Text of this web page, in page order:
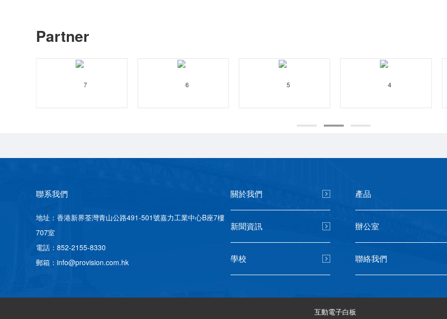
Partner
聯系我們
地址：香港新界荃灣青山公路491-501號嘉力工業中心B座7樓
707室
電話：852-2155-8330
郵箱：info@provision.com.hk
關於我們 產品
新聞資訊 辦公室
學校 聯絡我們
互動電子白板